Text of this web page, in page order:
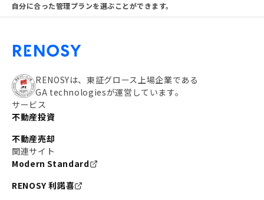
自分に合った管理プランを選ぶことができます。
RENOSYは、東証グロース上場企業である
GA technologiesが運営しています。
サービス
不動産投資
不動産売却
関連サイト
Modern Standard
RENOSY 利諾喜